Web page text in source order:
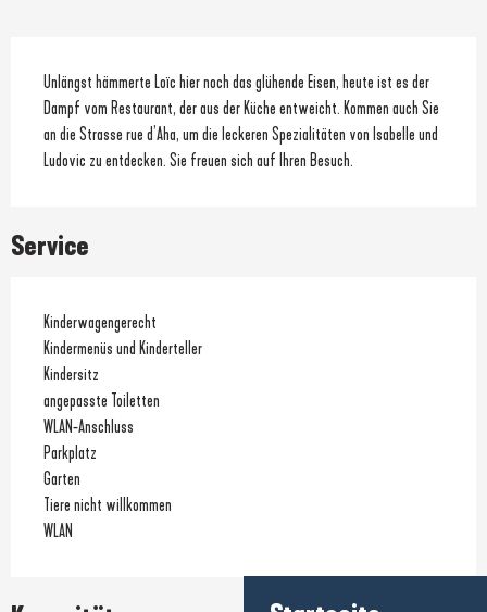
Beschreibung
Unlängst hämmerte Loïc hier noch das glühende Eisen, heute ist es der
Dampf vom Restaurant, der aus der Küche entweicht. Kommen auch Sie
an die Strasse rue d’Aha, um die leckeren Spezialitäten von Isabelle und
Ludovic zu entdecken. Sie freuen sich auf Ihren Besuch.
Service
Kinderwagengerecht
Kindermenüs und Kinderteller
Kindersitz
angepasste Toiletten
WLAN-Anschluss
Parkplatz
Garten
Tiere nicht willkommen
WLAN